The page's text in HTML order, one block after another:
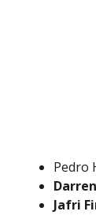
Pedro
Jafri